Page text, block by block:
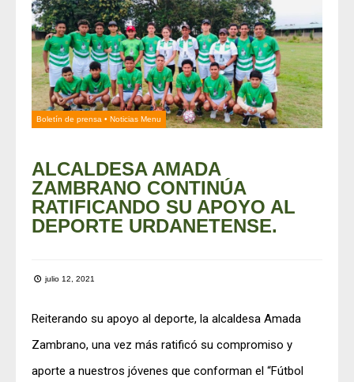
Boletín de prensa • Noticias Menu
ALCALDESA AMADA
ZAMBRANO CONTINÚA
RATIFICANDO SU APOYO AL
DEPORTE URDANETENSE.
julio 12, 2021
Reiterando su apoyo al deporte, la alcaldesa Amada
Zambrano, una vez más ratificó su compromiso y
aporte a nuestros jóvenes que conforman el “Fútbol